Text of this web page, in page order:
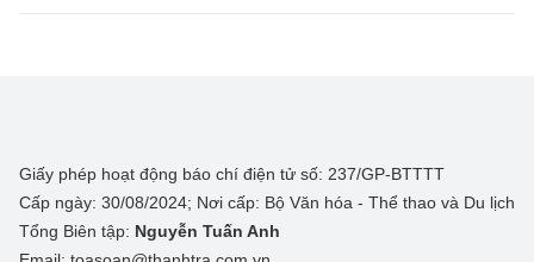
Giấy phép hoạt động báo chí điện tử số: 237/GP-BTTTT
Cấp ngày: 30/08/2024; Nơi cấp: Bộ Văn hóa - Thể thao và Du lịch
Tổng Biên tập: Nguyễn Tuấn Anh